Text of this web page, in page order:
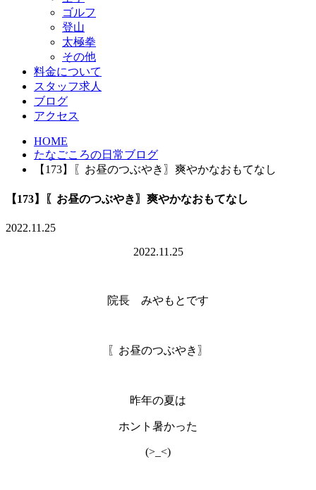
ゴルフ
登山
太極拳
その他
料金について
スタッフ求人
ブログ
アクセス
HOME
たなごころの日常ブログ
【173】〖お昼のつぶやき〗爽やかなおもてなし
【173】〖お昼のつぶやき〗爽やかなおもてなし
2022.11.25
2022.11.25
院長 みやもとです
〖お昼のつぶやき〗
昨年の夏は
ホント暑かった
(>_<)